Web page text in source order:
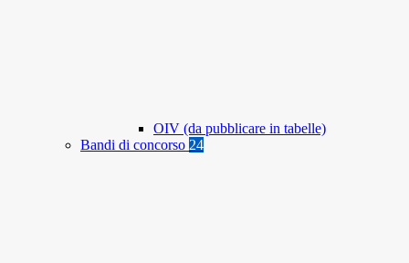
OIV (da pubblicare in tabelle)
Bandi di concorso 24